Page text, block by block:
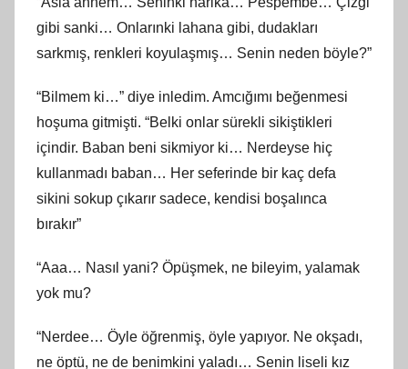
gibi sanki… Onlarınki lahana gibi, dudakları
sarkmış, renkleri koyulaşmış… Senin neden böyle?”
“Bilmem ki…” diye inledim. Amcığımı beğenmesi
hoşuma gitmişti. “Belki onlar sürekli sikiştikleri
içindir. Baban beni sikmiyor ki… Nerdeyse hiç
kullanmadı baban… Her seferinde bir kaç defa
sikini sokup çıkarır sadece, kendisi boşalınca
bırakır”
“Aaa… Nasıl yani? Öpüşmek, ne bileyim, yalamak
yok mu?
“Nerdee… Öyle öğrenmiş, öyle yapıyor. Ne okşadı,
ne öptü, ne de benimkini yaladı… Senin liseli kız